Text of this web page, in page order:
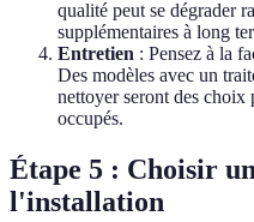
qualité peut se dégrader
supplémentaires à long
Entretien : Pensez à la
Des modèles avec un
nettoyer seront des choix
occupés.
Étape 5 : Choisir
l'installation